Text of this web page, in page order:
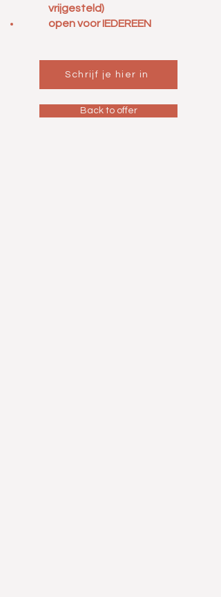
vrijgesteld)
open voor IEDEREEN
Schrijf je hier in
Back to offer